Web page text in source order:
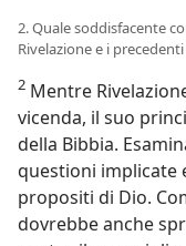
2. Quale soddisfacente
Rivelazione e i
2 Mentre
vicenda, il suo
della Bibbia.
questioni implicate
propositi di Dio.
dovrebbe anche